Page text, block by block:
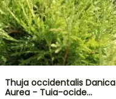
Thuja occidentalis Danica
Aurea - Tuia-ocide…